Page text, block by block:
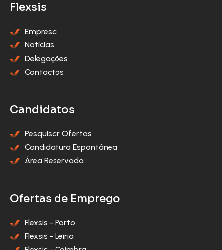
Flexsis
Empresa
Notícias
Delegações
Contactos
Candidatos
Pesquisar Ofertas
Candidatura Espontânea
Área Reservada
Ofertas de Emprego
Flexsis - Porto
Flexsis - Leiria